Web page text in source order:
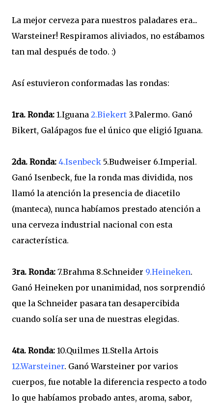
La mejor cerveza para nuestros paladares era...
Warsteiner! Respiramos aliviados, no estábamos
tan mal después de todo. :)
Así estuvieron conformadas las rondas:
1ra. Ronda: 1.Iguana 2.Biekert 3.Palermo. Ganó
Bikert, Galápagos fue el único que eligió Iguana.
2da. Ronda: 4.Isenbeck 5.Budweiser 6.Imperial.
Ganó Isenbeck, fue la ronda mas dividida, nos
llamó la atención la presencia de diacetilo
(manteca), nunca habíamos prestado atención a
una cerveza industrial nacional con esta
característica.
3ra. Ronda: 7.Brahma 8.Schneider 9.Heineken.
Ganó Heineken por unanimidad, nos sorprendió
que la Schneider pasara tan desapercibida
cuando solía ser una de nuestras elegidas.
4ta. Ronda: 10.Quilmes 11.Stella Artois
12.Warsteiner. Ganó Warsteiner por varios
cuerpos, fue notable la diferencia respecto a todo
lo que habíamos probado antes, aroma, sabor,